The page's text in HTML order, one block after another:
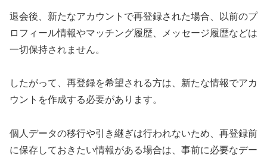
退会後、新たなアカウントで再登録された場合、以前のプ
ロフィール情報やマッチング履歴、メッセージ履歴などは
一切保持されません。
したがって、再登録を希望される方は、新たな情報でアカ
ウントを作成する必要があります。
個人データの移行や引き継ぎは行われないため、再登録前
に保存しておきたい情報がある場合は、事前に必要なデー